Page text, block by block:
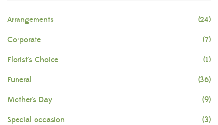
Arrangements (24)
Corporate (7)
Florist's Choice (1)
Funeral (36)
Mother's Day (9)
Special occasion (3)